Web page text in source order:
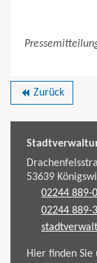
backward Zurück
53639
02244 889-0
02244 889-
Hier finden Sie